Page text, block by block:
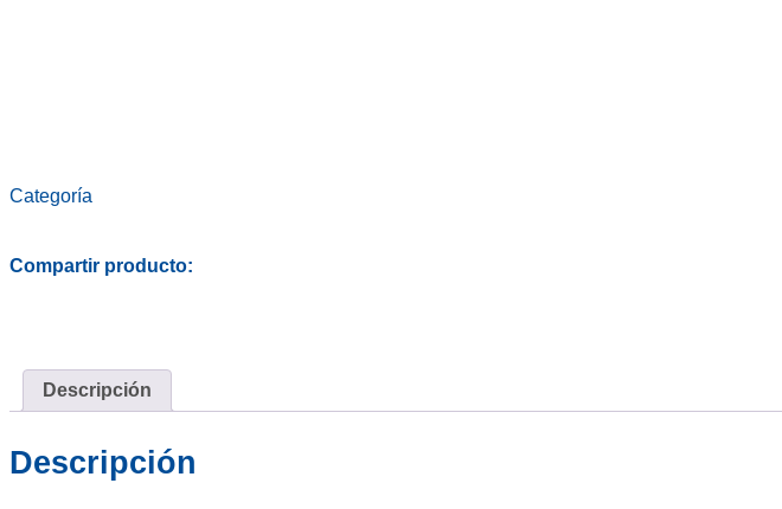
Categoría
Compartir producto:
Descripción
Descripción